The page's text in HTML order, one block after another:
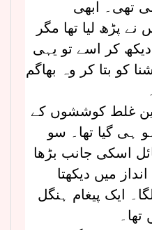
تھی۔ ابھی
نے پڑھ لیا تھا مگر
کر اسے تو یہی
کو بتا کر وہ بھاگم
تین غلط کوششوں کے
ہی گیا تھا۔ سو
اسکی جانب بڑھا
میں دیکھتا
ایک پیغام ہنگل